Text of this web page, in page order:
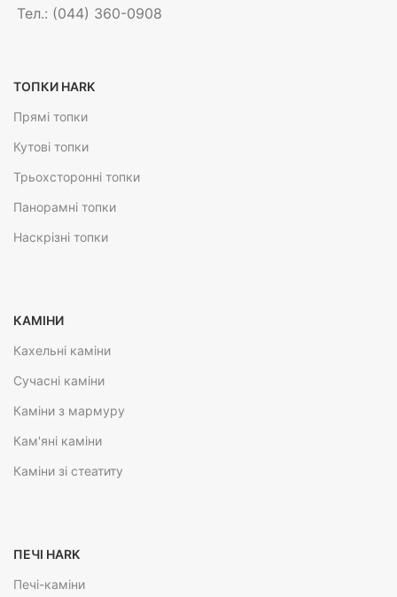
Тел.: (044) 360-0908
ТОПКИ HARK
Прямі топки
Кутові топки
Трьохсторонні топки
Панорамні топки
Наскрізні топки
КАМІНИ
Кахельні каміни
Сучасні каміни
Каміни з мармуру
Кам'яні каміни
Каміни зі стеатиту
ПЕЧІ HARK
Печі-каміни